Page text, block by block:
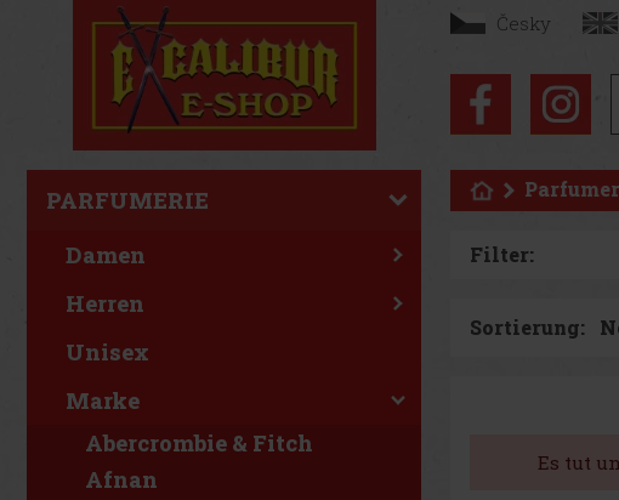
Česky
PARFUMERIE
Damen
Herren
Unisex
Marke
Abercrombie & Fitch
Afnan
Filter:
Sortierung:
Es tut